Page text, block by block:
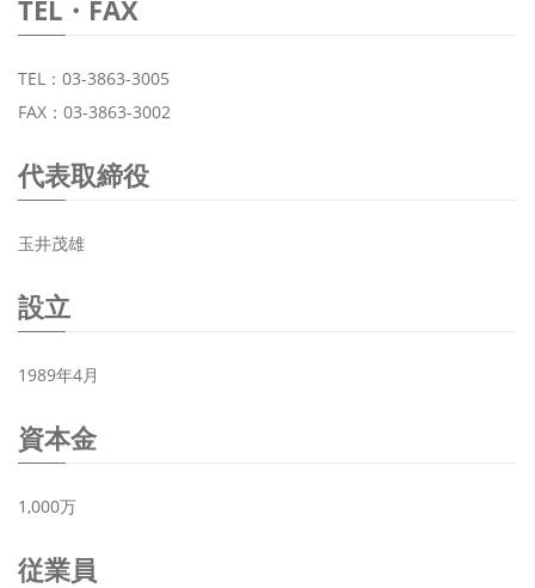
TEL・FAX
TEL：03-3863-3005
FAX：03-3863-3002
代表取締役
玉井茂雄
設立
1989年4月
資本金
1,000万
従業員